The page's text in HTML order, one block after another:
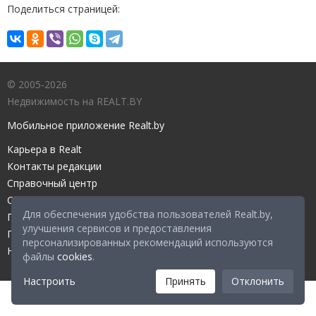
Для обеспечения удобства пользователей Realt.by,
улучшения сервисов и предоставления
персонализированных рекомендаций используются
файлы cookies.
Настроить
Принять Отклонить
Поделиться страницей:
© 2005-2026
Недвижимость на REALT.BY
Мобильное приложение Realt.by
Карьера в Realt
Контакты редакции
Справочный центр
Служба поддержки
Прейскурант
Правовые документы
Настройка файлов cookies